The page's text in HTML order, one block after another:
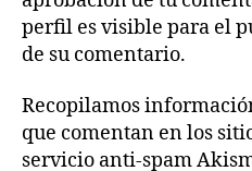
perfil es visible para el
de su comentario.
Recopilamos
que comentan en los
servicio anti-spam